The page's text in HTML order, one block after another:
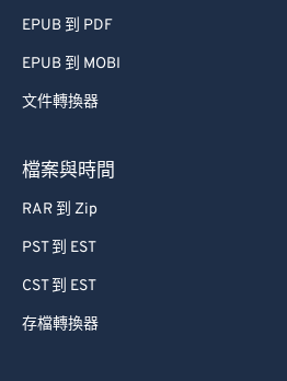
EPUB 到 PDF
EPUB 到 MOBI
文件轉換器
檔案與時間
RAR 到 Zip
PST 到 EST
CST 到 EST
存檔轉換器